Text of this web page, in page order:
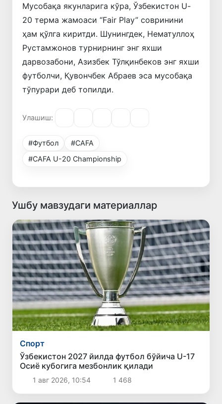
Мусобақа якунларига кўра, Ўзбекистон U-
20 терма жамоаси “Fair Play” совринини
ҳам қўлга киритди. Шунингдек, Нематуллоҳ
Рустамжонов турнирнинг энг яхши
дарвозабони, Азизбек Тўлқинбеков энг яхши
футболчи, Қувончбек Абраев эса мусобақа
тўпурари деб топилди.
Улашиш:
#Футбол
#CAFA
#CAFA U-20 Championship
Ушбу мавзудаги материаллар
Спорт
Ўзбекистон 2027 йилда футбол бўйича U-17
Осиё кубогига мезбонлик қилади
1 авг 2026, 10:54 1 468